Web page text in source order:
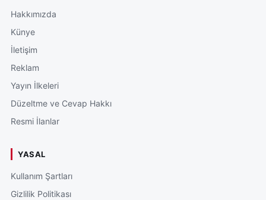
Hakkımızda
Künye
İletişim
Reklam
Yayın İlkeleri
Düzeltme ve Cevap Hakkı
Resmi İlanlar
YASAL
Kullanım Şartları
Gizlilik Politikası